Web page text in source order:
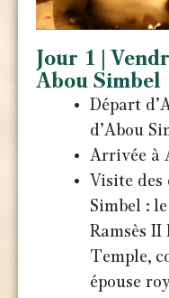
Jour 1 |
Abou Simbel
Départ
d’Abou
Arrivée à
Visite des
Simbel :
Ramsès
Temple,
épouse